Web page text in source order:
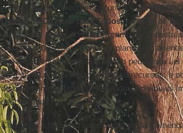
A maior parte do recurso autorizado doMDHfoi
Defesa de Direitos para Todos, no valor de
como seria gasto: o Plano Orçamentário desta
Despesas Diversas. Como os planos
ano orçamentário, realizamos um pedido via
para verificar a destinação destes recursos, e
de orçamento advindo de emendas individuais
descobrimos?
Checando a listagem e descrição de tais